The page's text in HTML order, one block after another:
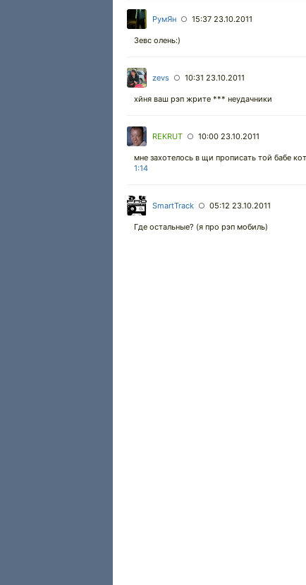
РумЯн ○ 15:37 23.10.2011
Зевс олень:)
zevs ○ 10:31 23.10.2011
хйня ваш рэп жрите *** неудачники
REKRUT ○ 10:00 23.10.2011
мне захотелось в щи прописать той бабе
1:14
SmartTrack ○ 05:12 23.10.2011
Где остальные? (я про рэп мобиль)